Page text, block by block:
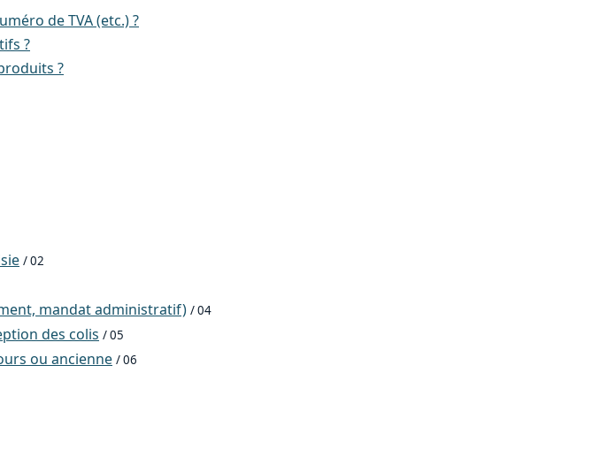
de TVA (etc.) ?
?
?
/ 02
mandat administratif) / 04
des colis / 05
ou ancienne / 06